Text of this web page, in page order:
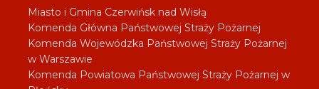
Miasto i Gmina Czerwińsk nad Wisłą
Komenda Główna Państwowej Straży Pożarnej
Komenda Wojewódzka Państwowej Straży Pożarnej
w Warszawie
Komenda Powiatowa Państwowej Straży Pożarnej w